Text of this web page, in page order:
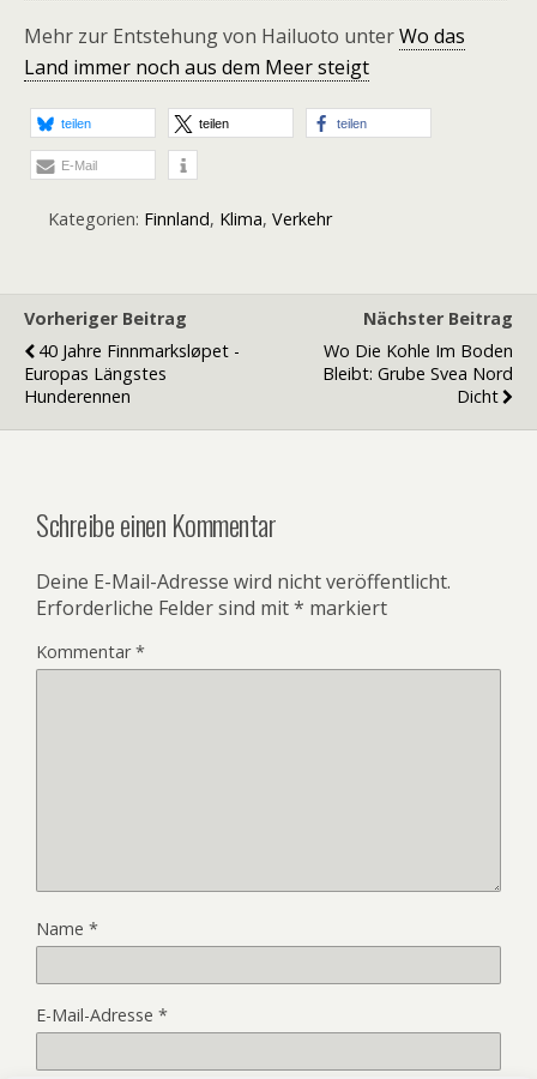
Mehr zur Entstehung von Hailuoto unterWo das
Land immer noch aus dem Meer steigt
teilen teilen teilen
E-Mail
Kategorien: Finnland, Klima, Verkehr
Vorheriger Beitrag
40 Jahre Finnmarksløpet -
Europas Längstes
Hunderennen
Nächster Beitrag
Wo Die Kohle Im Boden
Bleibt: Grube Svea Nord
Dicht
Schreibe einen Kommentar
Deine E-Mail-Adresse wird nicht veröffentlicht.
Erforderliche Felder sind mit* markiert
Kommentar*
Name *
E-Mail-Adresse *